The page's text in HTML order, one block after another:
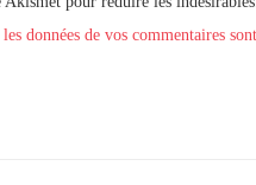
données de vos commentaires